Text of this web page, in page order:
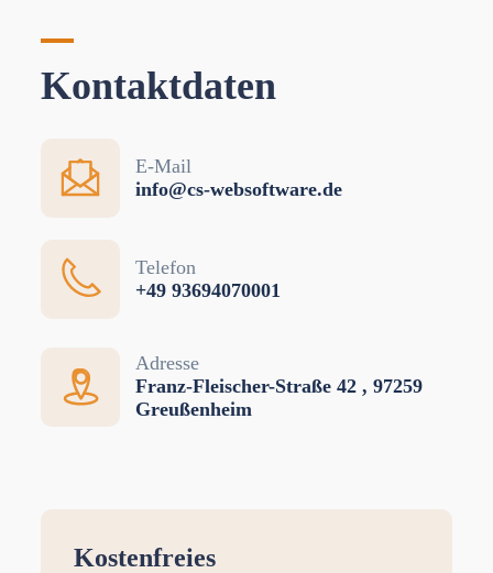
Kontaktdaten
E-Mail
info@cs-websoftware.de
Telefon
+49 93694070001
Adresse
Franz-Fleischer-Straße 42 , 97259
Greußenheim
Kostenfreies